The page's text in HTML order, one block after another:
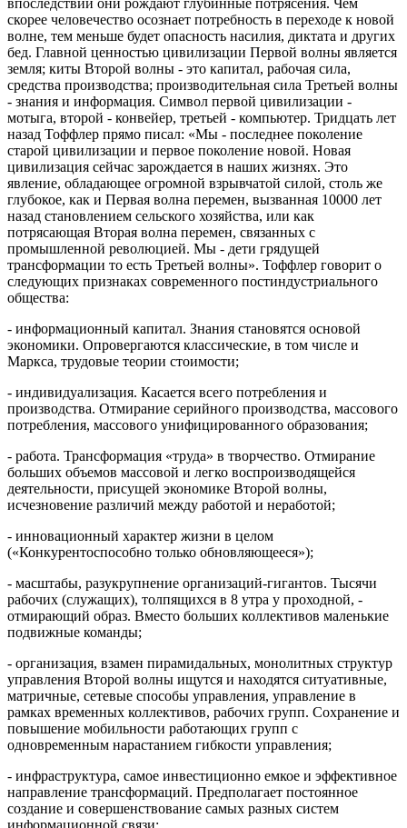
впоследствии они рождают глубинные потрясения. Чем
скорее человечество осознает потребность в переходе к новой
волне, тем меньше будет опасность насилия, диктата и других
бед. Главной ценностью цивилизации Первой волны является
земля; киты Второй волны - это капитал, рабочая сила,
средства производства; производительная сила Третьей волны
- знания и информация. Символ первой цивилизации -
мотыга, второй - конвейер, третьей - компьютер. Тридцать лет
назад Тоффлер прямо писал: «Мы - последнее поколение
старой цивилизации и первое поколение новой. Новая
цивилизация сейчас зарождается в наших жизнях. Это
явление, обладающее огромной взрывчатой силой, столь же
глубокое, как и Первая волна перемен, вызванная 10000 лет
назад становлением сельского хозяйства, или как
потрясающая Вторая волна перемен, связанных с
промышленной революцией. Мы - дети грядущей
трансформации то есть Третьей волны». Тоффлер говорит о
следующих признаках современного постиндустриального
общества:
- информационный капитал. Знания становятся основой
экономики. Опровергаются классические, в том числе и
Маркса, трудовые теории стоимости;
- индивидуализация. Касается всего потребления и
производства. Отмирание серийного производства, массового
потребления, массового унифицированного образования;
- работа. Трансформация «труда» в творчество. Отмирание
больших объемов массовой и легко воспроизводящейся
деятельности, присущей экономике Второй волны,
исчезновение различий между работой и неработой;
- инновационный характер жизни в целом
(«Конкурентоспособно только обновляющееся»);
- масштабы, разукрупнение организаций-гигантов. Тысячи
рабочих (служащих), толпящихся в 8 утра у проходной, -
отмирающий образ. Вместо больших коллективов маленькие
подвижные команды;
- организация, взамен пирамидальных, монолитных структур
управления Второй волны ищутся и находятся ситуативные,
матричные, сетевые способы управления, управление в
рамках временных коллективов, рабочих групп. Сохранение и
повышение мобильности работающих групп с
одновременным нарастанием гибкости управления;
- инфраструктура, самое инвестиционно емкое и эффективное
направление трансформаций. Предполагает постоянное
создание и совершенствование самых разных систем
информационной связи;